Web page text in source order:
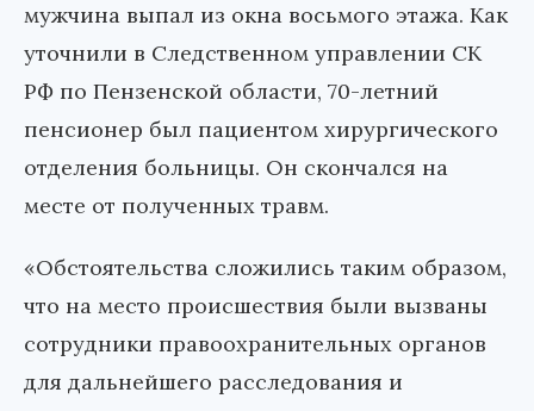
мужчина выпал из окна восьмого этажа. Как
уточнили в Следственном управлении СК
РФ по Пензенской области, 70-летний
пенсионер был пациентом хирургического
отделения больницы. Он скончался на
месте от полученных травм.
«Обстоятельства сложились таким образом,
что на место происшествия были вызваны
сотрудники правоохранительных органов
для дальнейшего расследования и